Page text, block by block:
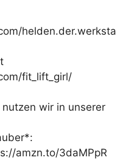
helden.der.werksta
fit_lift_girl/
wir in unserer
amzn.to/3daMPpR